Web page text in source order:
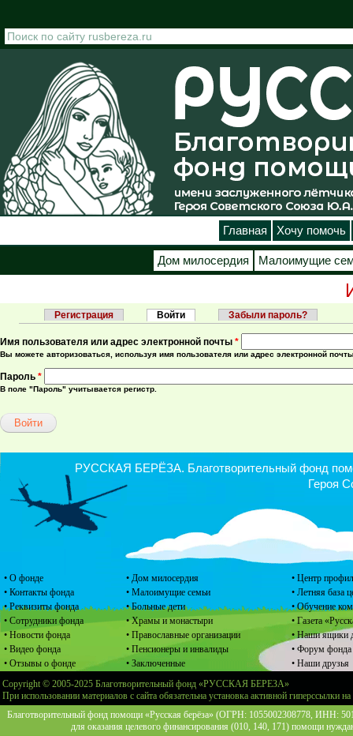
Главная Хочу помочь
Дом милосердия Малоимущие
Главные вкладки
Регистрация Войти (активная вкладка)
Забыли пароль?
Имя пользователя или адрес электронной почты *
Вы можете авторизоваться, используя имя пользователя или адрес электронной
Пароль *
В поле "Пароль" учитывается регистр.
• О фонде
• Контакты фонда
• Реквизиты фонда
• Сотрудники фонда
• Новости фонда
• Видео фонда
• Отзывы о фонде
• Дом милосердия
• Малоимущие семьи
• Больные дети
• Храмы и монастыри
• Православные организации
• Пенсионеры и инвалиды
• Заключенные
• Центр
• Летняя база
• Обучение
• Газета
• Наши ящики
• Форум фонда
• Наши друзья
РУССКАЯ БЕРЁЗА. Благотворительный фонд
Героя
Copyright © 2005-2025 Благотворительный фонд «РУССКАЯ БЕРЕЗА»
При использовании материалов с сайта обязательна установка активной гиперссылки
Благотворительный фонд помощи «Русская берёза» (ОГРН: 1055002308778, ИНН:
для оказания целевого финансирования (010, 140, 171) помощи